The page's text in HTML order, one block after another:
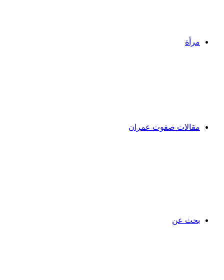
مرأة
مقالات صفوت عمران
بحث عن